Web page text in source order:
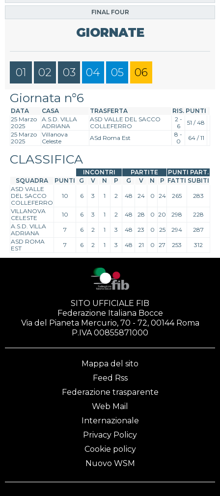
FINAL FOUR
GIORNATE
01 02 03 04 05 06
Giornata n°6
DATA CASA TRASFERTA RIS. PUNTI
25 Marzo
2025
A.S.D. VILLA
ADRIANA
ASD VALLE DEL SACCO
COLLEFERRO
2 -
6
51 / 48
25 Marzo
2025
Villanova
Celeste
ASd Roma Est
8 -
0
64 / 11
CLASSIFICA
INCONTRI PARTITE
PUNTI PART.
SQUADRA
PUNTI G V N P G V N P FATTI SUBITI
ASD VALLE
DEL SACCO
COLLEFERRO
10 6 3 1 2 48 24 0 24 265 283
VILLANOVA
CELESTE
10 6 3 1 2 48 28 0 20 298
228
A.S.D. VILLA
ADRIANA
7 6 2 1 3 48 23 0 25 294
287
ASD ROMA
EST
7 6 2 1 3 48 21 0 27 253 312
SITO UFFICIALE FIB
Federazione Italiana Bocce
Via del Pianeta Mercurio, 70 - 72, 00144 Roma
P.IVA 00855871000
Mappa del sito
Feed Rss
Federazione trasparente
Web Mail
Internazionale
Privacy Policy
Cookie policy
Nuovo WSM